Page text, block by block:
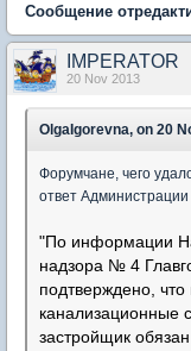
Сообщение
IMPERATOR
20 Nov 2013
OlgaIgorevna, on 20
Форумчане, чего
ответ
"По информации
надзора № 4
подтверждено, что
канализационные
застройщик